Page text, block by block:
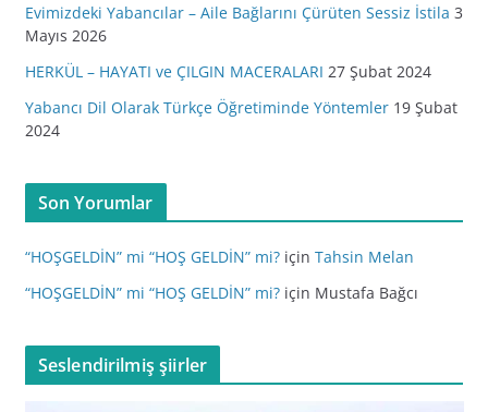
Evimizdeki Yabancılar – Aile Bağlarını Çürüten Sessiz İstila 3
Mayıs 2026
HERKÜL – HAYATI ve ÇILGIN MACERALARI 27 Şubat 2024
Yabancı Dil Olarak Türkçe Öğretiminde Yöntemler 19 Şubat
2024
Son Yorumlar
“HOŞGELDİN” mi “HOŞ GELDİN” mi?için Tahsin Melan
“HOŞGELDİN” mi “HOŞ GELDİN” mi?için Mustafa Bağcı
Seslendirilmiş şiirler